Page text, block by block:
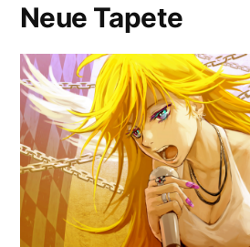
Neue Tapete